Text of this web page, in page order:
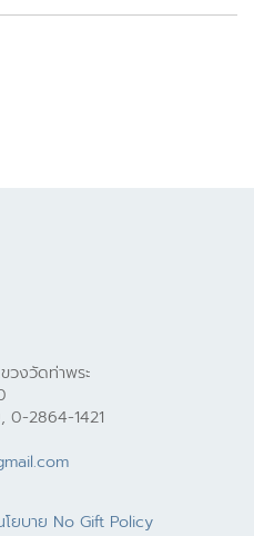
วงวัดท่าพระ
0-2864-1421
โยบาย No Gift Policy